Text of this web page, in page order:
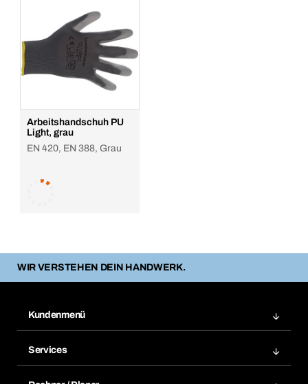
Arbeitshandschuh PU
Light, grau
EN 420, EN 388, Grau
WIR VERSTEHEN DEIN HANDWERK.
Kundenmenü
Rechnungen
Services